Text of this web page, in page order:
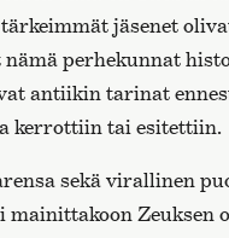
jäsenet
perhekunnat
antiikin tarinat
kerrottiin tai esitettiin.
sekä virallinen
Zeuksen